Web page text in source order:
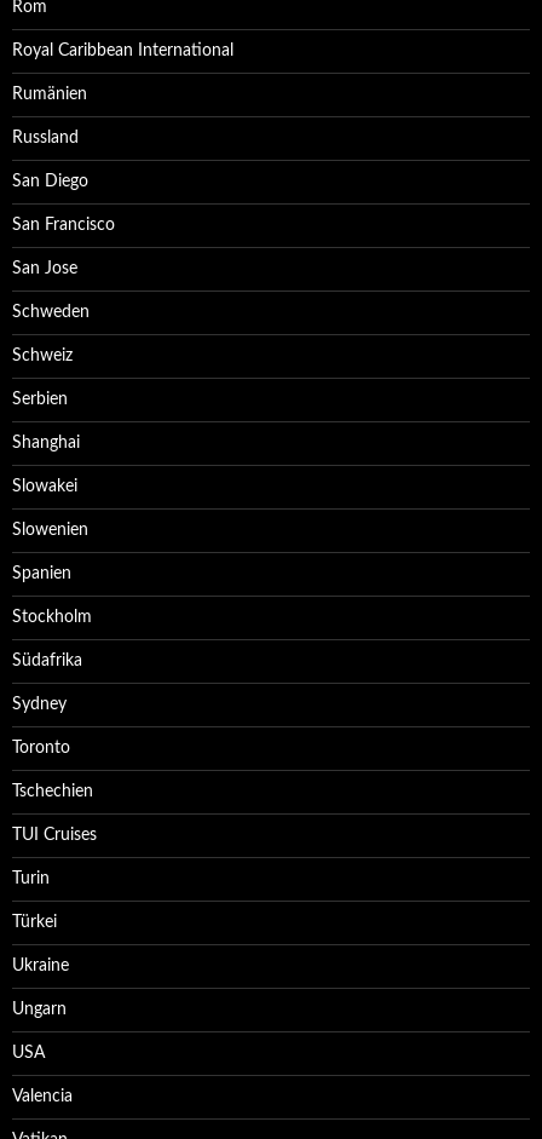
Rom
Royal Caribbean International
Rumänien
Russland
San Diego
San Francisco
San Jose
Schweden
Schweiz
Serbien
Shanghai
Slowakei
Slowenien
Spanien
Stockholm
Südafrika
Sydney
Toronto
Tschechien
TUI Cruises
Turin
Türkei
Ukraine
Ungarn
USA
Valencia